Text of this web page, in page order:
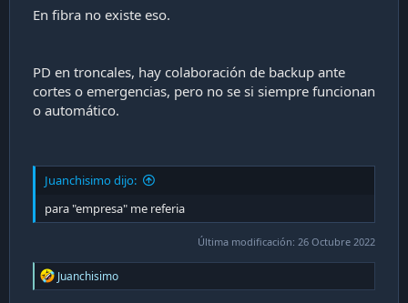
En fibra no existe eso.
PD en troncales, hay colaboración de backup ante
cortes o emergencias, pero no se si siempre funcionan
o automático.
Juanchisimo dijo:
para "empresa" me referia
Última modificación: 26 Octubre 2022
R
e
Juanchisimo